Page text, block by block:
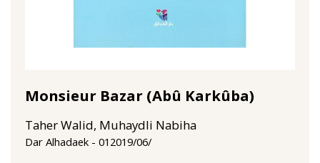
Monsieur Bazar (Abû Karkûba)
Taher Walid, Muhaydli Nabiha
Dar Alhadaek 01‏/06‏/2019